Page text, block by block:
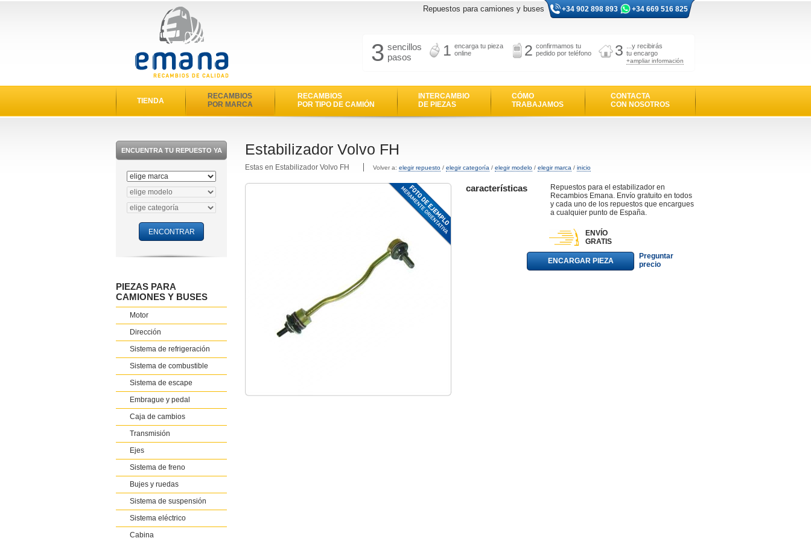
Repuestos para camiones y buses +34 902 898 893 +34 669 516 825
3 sencillos
pasos
1 encarga tu pieza
online
2 confirmamos tu
pedido por teléfono
3
...y recibirás
tu encargo
+ampliar información
TIENDA
RECAMBIOS
POR MARCA
RECAMBIOS
POR TIPO DE CAMIÓN
INTERCAMBIO
DE PIEZAS
CÓMO
TRABAJAMOS
CONTACTA
CON NOSOTROS
ENCUENTRA TU REPUESTO YA
PIEZAS PARA
CAMIONES Y BUSES
Motor
Dirección
Sistema de refrigeración
Sistema de combustible
Sistema de escape
Embrague y pedal
Caja de cambios
Transmisión
Ejes
Sistema de freno
Bujes y ruedas
Sistema de suspensión
Sistema eléctrico
Cabina
Estabilizador Volvo FH
Estas en Estabilizador Volvo FH Volver a: elegir repuesto / elegir categoría / elegir modelo / elegir marca / inicio
características
Repuestos para el estabilizador en
Recambios Emana. Envío gratuito en todos
y cada uno de los repuestos que encargues
a cualquier punto de España.
ENVÍO
GRATIS
ENCARGAR PIEZA
Preguntar
precio